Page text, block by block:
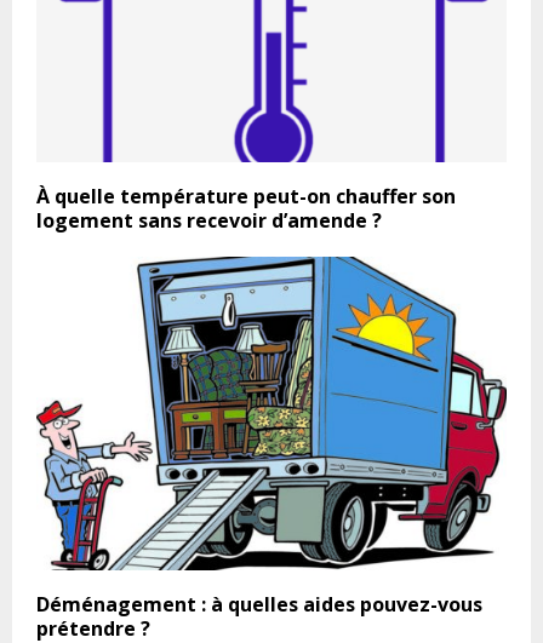
À quelle température peut-on chauffer son
logement sans recevoir d’amende ?
Déménagement : à quelles aides pouvez-vous
prétendre ?